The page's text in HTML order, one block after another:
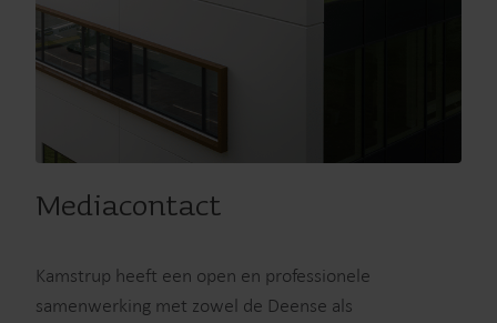
Mediacontact
Kamstrup heeft een open en professionele
samenwerking met zowel de Deense als